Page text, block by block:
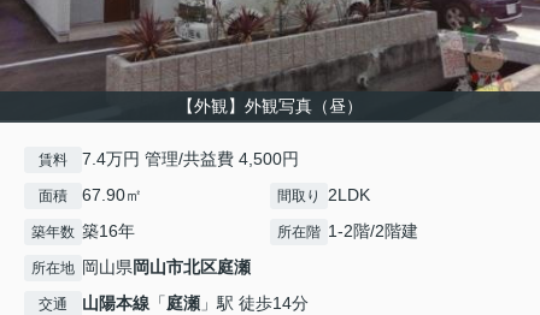
【外観】外観写真（昼）
賃料 7.4万円 管理/共益費 4,500円
面積 67.90㎡ 間取り 2LDK
築年数 築16年 所在階 1-2階/2階建
所在地 岡山県岡山市北区庭瀬
交通 山陽本線 「庭瀬 」駅 徒歩14分